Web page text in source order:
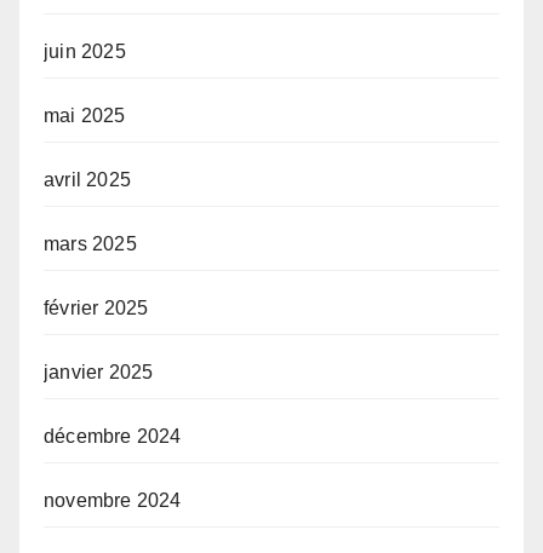
juin 2025
mai 2025
avril 2025
mars 2025
février 2025
janvier 2025
décembre 2024
novembre 2024